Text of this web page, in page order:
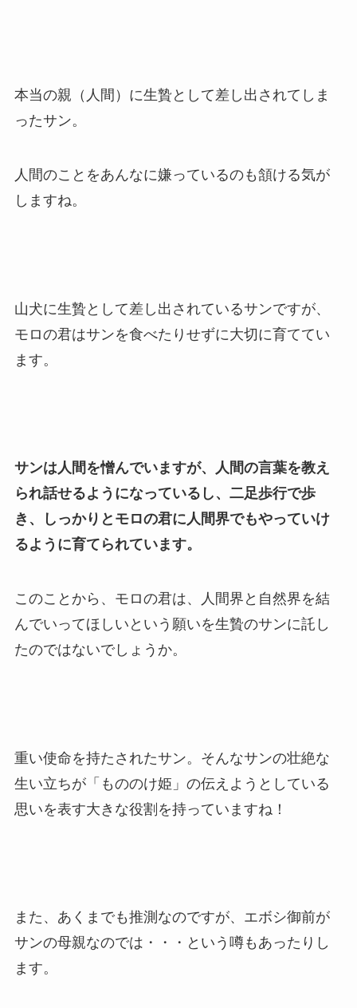
本当の親（人間）に生贄として差し出されてしま
ったサン。
人間のことをあんなに嫌っているのも頷ける気が
しますね。
山犬に生贄として差し出されているサンですが、
モロの君はサンを食べたりせずに大切に育ててい
ます。
サンは人間を憎んでいますが、人間の言葉を教え
られ話せるようになっているし、二足歩行で歩
き、しっかりとモロの君に人間界でもやっていけ
るように育てられています。
このことから、モロの君は、人間界と自然界を結
んでいってほしいという願いを生贄のサンに託し
たのではないでしょうか。
重い使命を持たされたサン。そんなサンの壮絶な
生い立ちが「もののけ姫」の伝えようとしている
思いを表す大きな役割を持っていますね！
また、あくまでも推測なのですが、エボシ御前が
サンの母親なのでは・・・という噂もあったりし
ます。